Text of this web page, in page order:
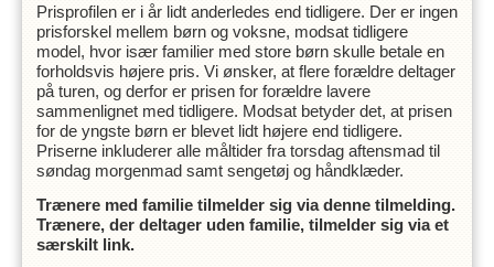
Prisprofilen er i år lidt anderledes end tidligere. Der er ingen
prisforskel mellem børn og voksne, modsat tidligere
model, hvor især familier med store børn skulle betale en
forholdsvis højere pris. Vi ønsker, at flere forældre deltager
på turen, og derfor er prisen for forældre lavere
sammenlignet med tidligere. Modsat betyder det, at prisen
for de yngste børn er blevet lidt højere end tidligere.
Priserne inkluderer alle måltider fra torsdag aftensmad til
søndag morgenmad samt sengetøj og håndklæder.
Trænere med familie tilmelder sig via denne tilmelding.
Trænere, der deltager uden familie, tilmelder sig via et
særskilt link.